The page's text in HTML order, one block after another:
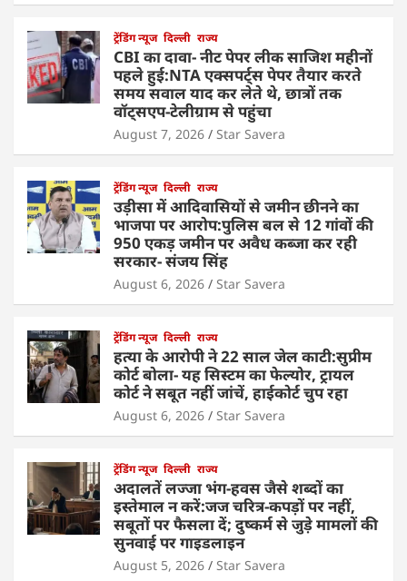
ट्रेंडिंग न्यूज दिल्ली राज्य
CBI का दावा- नीट पेपर लीक साजिश महीनों
पहले हुई:NTA एक्सपर्ट्स पेपर तैयार करते
समय सवाल याद कर लेते थे, छात्रों तक
वॉट्सएप-टेलीग्राम से पहुंचा
August 7, 2026 Star Savera
ट्रेंडिंग न्यूज दिल्ली राज्य
उड़ीसा में आदिवासियों से जमीन छीनने का
भाजपा पर आरोप:पुलिस बल से 12 गांवों की
950 एकड़ जमीन पर अवैध कब्जा कर रही
सरकार- संजय सिंह
August 6, 2026 Star Savera
ट्रेंडिंग न्यूज दिल्ली राज्य
हत्या के आरोपी ने 22 साल जेल काटी:सुप्रीम
कोर्ट बोला- यह सिस्टम का फेल्योर, ट्रायल
कोर्ट ने सबूत नहीं जांचें, हाईकोर्ट चुप रहा
August 6, 2026 Star Savera
ट्रेंडिंग न्यूज दिल्ली राज्य
अदालतें लज्जा भंग-हवस जैसे शब्दों का
इस्तेमाल न करें:जज चरित्र-कपड़ों पर नहीं,
सबूतों पर फैसला दें; दुष्कर्म से जुड़े मामलों की
सुनवाई पर गाइडलाइन
August 5, 2026 Star Savera